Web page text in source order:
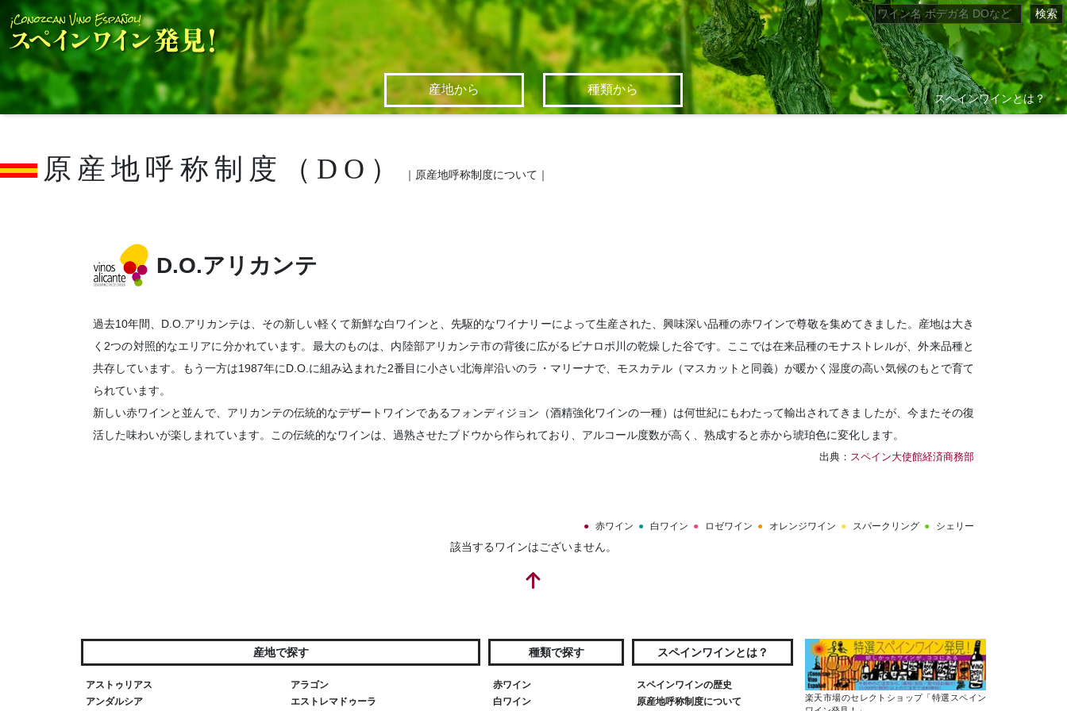
検索
産地から 種類から
スペインワインとは？
原産地呼称制度（DO） ｜ 原産地呼称制度について ｜
D.O.アリカンテ
過去10年間、D.O.アリカンテは、その新しい軽くて新鮮な白ワインと、先駆的なワイナリーによって生産された、興味深い品種の赤ワインで尊敬を集めてきました。産地は大き
く2つの対照的なエリアに分かれています。最大のものは、内陸部アリカンテ市の背後に広がるビナロポ川の乾燥した谷です。ここでは在来品種のモナストレルが、外来品種と
共存しています。もう一方は1987年にD.O.に組み込まれた2番目に小さい北海岸沿いのラ・マリーナで、モスカテル（マスカットと同義）が暖かく湿度の高い気候のもとで育て
られています。
新しい赤ワインと並んで、アリカンテの伝統的なデザートワインであるフォンディジョン（酒精強化ワインの一種）は何世紀にもわたって輸出されてきましたが、今またその復
活した味わいが楽しまれています。この伝統的なワインは、過熟させたブドウから作られており、アルコール度数が高く、熟成すると赤から琥珀色に変化します。
出典： スペイン大使館経済商務部
赤ワイン 白ワイン ロゼワイン オレンジワイン スパークリング シェリー
該当するワインはございません。
産地で探す
アストゥリアス
アラゴン
アンダルシア
エストレマドゥーラ
種類で探す
赤ワイン
白ワイン
スペインワインとは？
スペインワインの歴史
原産地呼称制度について